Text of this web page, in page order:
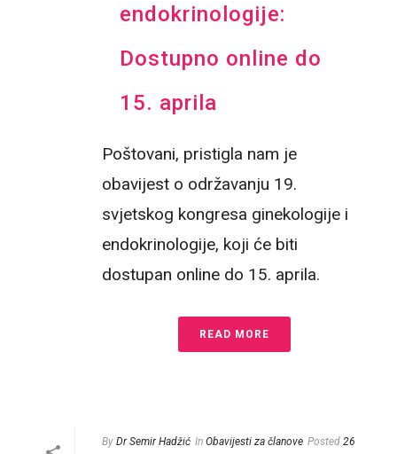
endokrinologije:
Dostupno online do
15. aprila
Poštovani, pristigla nam je
obavijest o održavanju 19.
svjetskog kongresa ginekologije i
endokrinologije, koji će biti
dostupan online do 15. aprila.
READ MORE
By Dr Semir Hadžić In Obavijesti za članove Posted 26